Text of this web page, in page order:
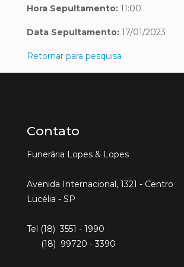
Hora Sepultamento:11:00
Data Sepultamento:17/01/2023
Retornar para pesquisa
Contato
Funerária Lopes & Lopes
Avenida Internacional, 1321 - Centro
Lucélia - SP
Tel (18) 3551 - 1990
(18) 99720 - 3390